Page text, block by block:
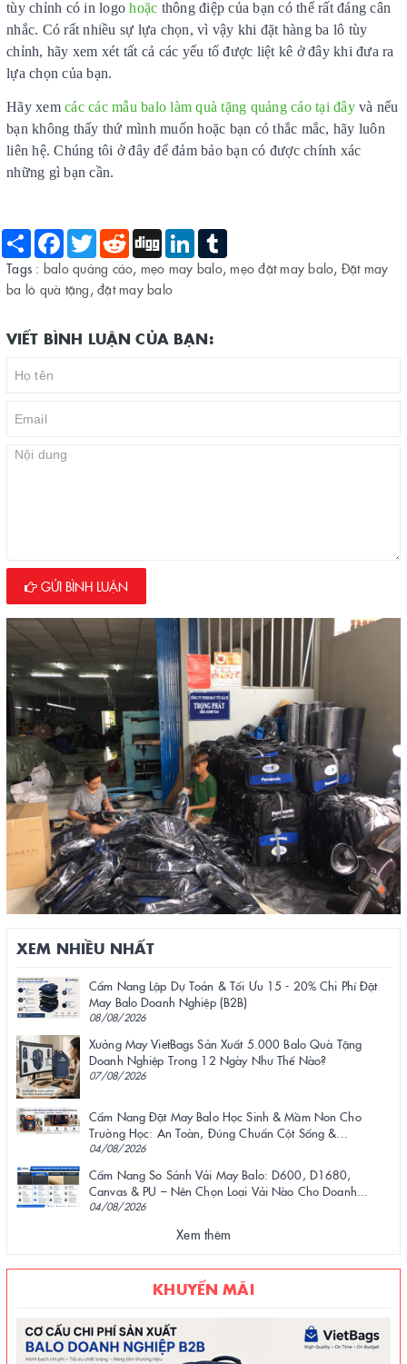
tùy chỉnh có in logohoặc thông điệp của bạn có thể rất đáng cân
nhắc. Có rất nhiều sự lựa chọn, vì vậy khi đặt hàng ba lô tùy
chỉnh, hãy xem xét tất cả các yếu tố được liệt kê ở đây khi đưa ra
lựa chọn của bạn.
Hãy xem các các mẫu balo làm quà tặng quảng cáo tại đây và nếu
bạn không thấy thứ mình muốn hoặc bạn có thắc mắc, hãy luôn
liên hệ. Chúng tôi ở đây để đảm bảo bạn có được chính xác
những gì bạn cần.
Share Facebook
Twitter Reddit Digg LinkedIn
Tags : balo quảng cáo, mẹo may balo,mẹo đặt may balo, Đặt may
ba lô quà tặng, đặt may balo
VIẾT BÌNH LUẬN CỦA BẠN:
GỬI BÌNH LUẬN
XEM NHIỀU NHẤT
Cẩm Nang Lập Dự Toán & Tối Ưu 15 - 20% Chi Phí Đặt
May Balo Doanh Nghiệp (B2B)
08/08/2026
Xưởng May VietBags Sản Xuất 5.000 Balo Quà Tặng
Doanh Nghiệp Trong 12 Ngày Như Thế Nào?
07/08/2026
Cẩm Nang Đặt May Balo Học Sinh & Mầm Non Cho
Trường Học: An Toàn, Đúng Chuẩn Cột Sống &...
04/08/2026
Cẩm Nang So Sánh Vải May Balo: D600, D1680,
Canvas & PU – Nên Chọn Loại Vải Nào Cho Doanh...
04/08/2026
Xem thêm
KHUYẾN MÃI